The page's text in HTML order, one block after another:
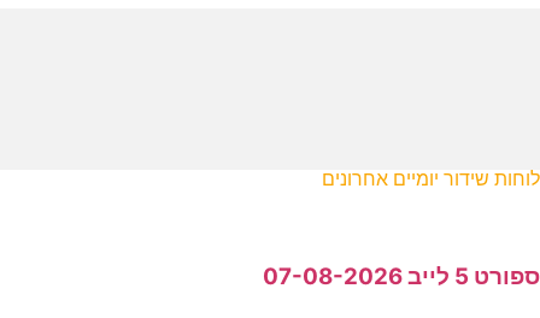
לוחות שידור יומיים אחרונים
ספורט 5 לייב 07-08-2026